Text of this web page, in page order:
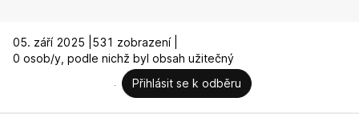
05. září 2025 | 531 zobrazení |
0 osob/y, podle nichž byl obsah užitečný
Přihlásit se k odběru